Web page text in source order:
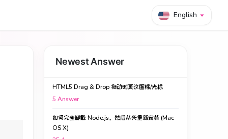
English
Newest Answer
HTML5 Drag & Drop 拖动时更改图标/光标
5 Answer
如何完全卸载 Node.js，然后从头重新安装 (Mac
OS X)